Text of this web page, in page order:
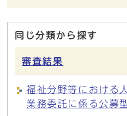
同じ分類から探す
審査結果
福祉分野等における
業務委託に係る公募